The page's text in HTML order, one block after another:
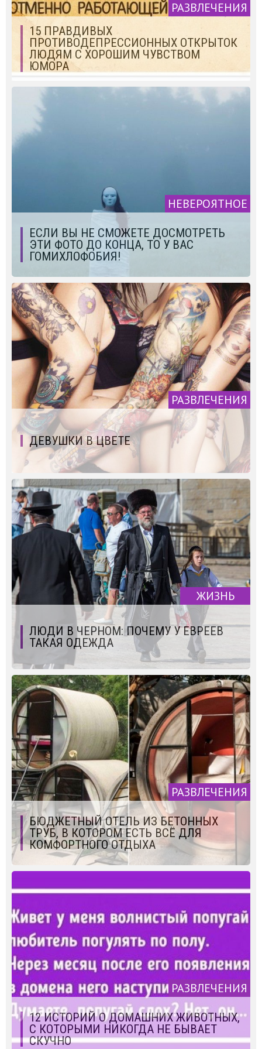
РАЗВЛЕЧЕНИЯ
15 ПРАВДИВЫХ
ПРОТИВОДЕПРЕССИОННЫХ ОТКРЫТОК
ЛЮДЯМ С ХОРОШИМ ЧУВСТВОМ
ЮМОРА
НЕВЕРОЯТНОЕ
ЕСЛИ ВЫ НЕ СМОЖЕТЕ ДОСМОТРЕТЬ
ЭТИ ФОТО ДО КОНЦА, ТО У ВАС
ГОМИХЛОФОБИЯ!
РАЗВЛЕЧЕНИЯ
ДЕВУШКИ В ЦВЕТЕ
ЖИЗНЬ
ЛЮДИ В ЧЕРНОМ: ПОЧЕМУ У ЕВРЕЕВ
ТАКАЯ ОДЕЖДА
РАЗВЛЕЧЕНИЯ
БЮДЖЕТНЫЙ ОТЕЛЬ ИЗ БЕТОННЫХ
ТРУБ, В КОТОРОМ ЕСТЬ ВСЁ ДЛЯ
КОМФОРТНОГО ОТДЫХА
РАЗВЛЕЧЕНИЯ
12 ИСТОРИЙ О ДОМАШНИХ ЖИВОТНЫХ,
С КОТОРЫМИ НИКОГДА НЕ БЫВАЕТ
СКУЧНО